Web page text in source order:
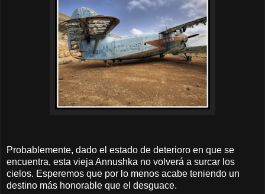
Probablemente, dado el estado de deterioro en que se
encuentra, esta vieja Annushka no volverá a surcar los
cielos. Esperemos que por lo menos acabe teniendo un
destino más honorable que el desguace.